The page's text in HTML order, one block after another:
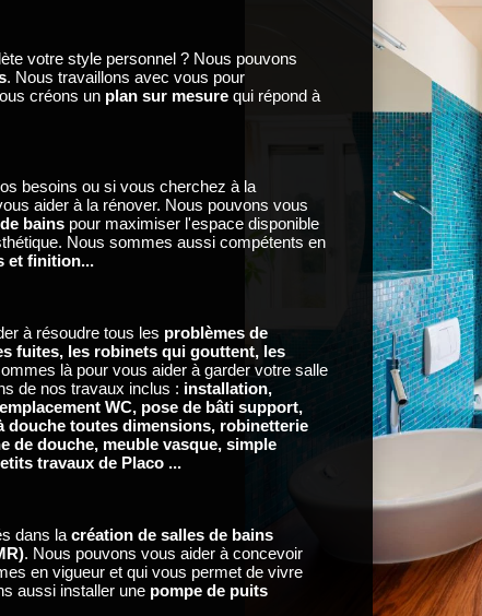
votre style personnel ? Nous pouvons
. Nous travaillons avec vous pour
créons un plan sur mesure qui répond à
besoins ou si vous cherchez à la
aider à la rénover. Nous pouvons vous
bains pour maximiser l'espace disponible
Nous sommes aussi compétents en
et finition...
à résoudre tous les problèmes de
fuites, les robinets qui gouttent, les
là pour vous aider à garder votre salle
de nos travaux inclus : installation,
WC, pose de bâti support,
douche toutes dimensions, robinetterie
de douche, meuble vasque, simple
travaux de Placo ...
dans la création de salles de bains
. Nous pouvons vous aider à concevoir
en vigueur et qui vous permet de vivre
aussi installer une pompe de puits